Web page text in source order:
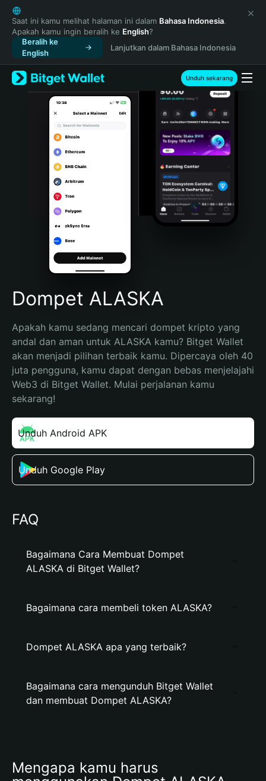
English
日本語
Tiếng Việt
Русский
Español (Latinoamérica)
Türkçe
Italiano
Português (Portugal)
Bahasa Indonesia
Português (Brasil)
Español (Argentina)
Saat ini kamu melihat halaman ini dalam Bahasa Indonesia.
Apakah kamu ingin beralih ke English?
Beralih ke
English
Lanjutkan dalam Bahasa Indonesia
Unduh sekarang
Dompet ALASKA
Apakah kamu sedang mencari dompet kripto yang
andal dan aman untuk ALASKA kamu? Bitget Wallet
akan menjadi pilihan terbaik kamu. Dipercaya oleh 40
juta pengguna, kamu dapat dengan bebas menjelajahi
Web3 di Bitget Wallet. Mulai perjalanan kamu
sekarang!
Unduh Android APK
Unduh Google Play
FAQ
Bagaimana Cara Membuat Dompet
ALASKA di Bitget Wallet?
Bagaimana cara membeli token ALASKA?
Dompet ALASKA apa yang terbaik?
Bagaimana cara mengunduh Bitget Wallet
dan membuat Dompet ALASKA?
Mengapa kamu harus